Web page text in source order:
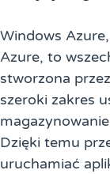
Windows
Azure, to
stworzona
szeroki zakres
Dzięki temu
uruchamiać